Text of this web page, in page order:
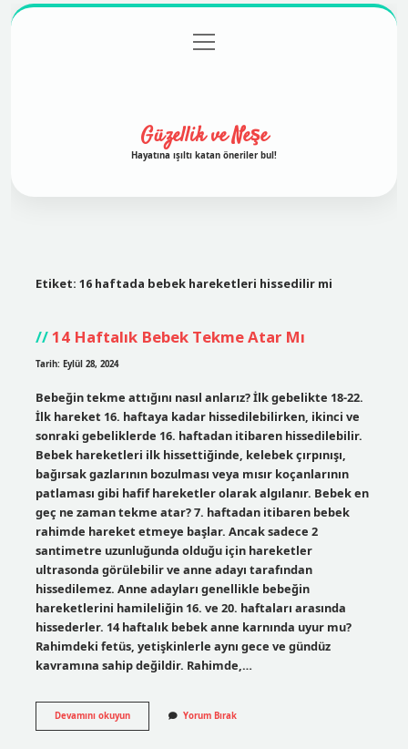
Gizlilik Politikası
menüyü
aç
Güzellik ve Neşe
Hayatına ışıltı katan öneriler bul!
Etiket: 16 haftada bebek hareketleri hissedilir mi
14 Haftalık Bebek Tekme Atar Mı
Tarih: Eylül 28, 2024
Bebeğin tekme attığını nasıl anlarız? İlk gebelikte 18-22.
İlk hareket 16. haftaya kadar hissedilebilirken, ikinci ve
sonraki gebeliklerde 16. haftadan itibaren hissedilebilir.
Bebek hareketleri ilk hissettiğinde, kelebek çırpınışı,
bağırsak gazlarının bozulması veya mısır koçanlarının
patlaması gibi hafif hareketler olarak algılanır. Bebek en
geç ne zaman tekme atar? 7. haftadan itibaren bebek
rahimde hareket etmeye başlar. Ancak sadece 2
santimetre uzunluğunda olduğu için hareketler
ultrasonda görülebilir ve anne adayı tarafından
hissedilemez. Anne adayları genellikle bebeğin
hareketlerini hamileliğin 16. ve 20. haftaları arasında
hissederler. 14 haftalık bebek anne karnında uyur mu?
Rahimdeki fetüs, yetişkinlerle aynı gece ve gündüz
kavramına sahip değildir. Rahimde,…
Devamını okuyun14
Haftalık
Yorum Bırak